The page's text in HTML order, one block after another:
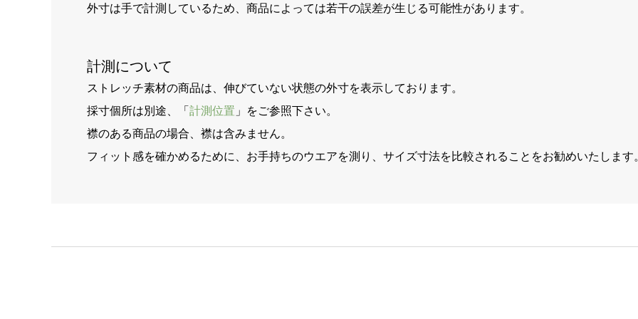
外寸は手で計測しているため、商品によっては若干の誤差が生じる可能性があります。
計測について
ストレッチ素材の商品は、伸びていない状態の外寸を表示しております。
採寸個所は別途、「 計測位置 」をご参照下さい。
襟のある商品の場合、襟は含みません。
フィット感を確かめるために、お手持ちのウエアを測り、サイズ寸法を比較されることをお勧めいたします